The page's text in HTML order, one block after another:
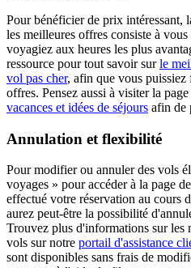
Pour bénéficier de prix intéressant,
les meilleures offres consiste à
voyagiez aux heures les plus
ressource pour tout savoir surle
vol pas cher, afin que vous
offres. Pensez aussi à visiter la
vacances et idées de séjours afin de
Annulation et flexibilité
Pour modifier ou annuler des vols
voyages » pour accéder à la page
effectué votre réservation au cours
aurez peut-être la possibilité
Trouvez plus d'informations sur les
vols sur notre portail d'assistance
sont disponibles sans frais de